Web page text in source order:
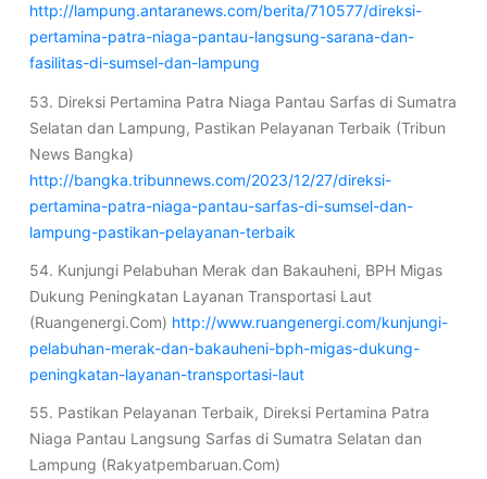
http://lampung.antaranews.com/berita/710577/direksi-
pertamina-patra-niaga-pantau-langsung-sarana-dan-
fasilitas-di-sumsel-dan-lampung
53. Direksi Pertamina Patra Niaga Pantau Sarfas di Sumatra
Selatan dan Lampung, Pastikan Pelayanan Terbaik (Tribun
News Bangka)
http://bangka.tribunnews.com/2023/12/27/direksi-
pertamina-patra-niaga-pantau-sarfas-di-sumsel-dan-
lampung-pastikan-pelayanan-terbaik
54. Kunjungi Pelabuhan Merak dan Bakauheni, BPH Migas
Dukung Peningkatan Layanan Transportasi Laut
(Ruangenergi.Com) http://www.ruangenergi.com/kunjungi-
pelabuhan-merak-dan-bakauheni-bph-migas-dukung-
peningkatan-layanan-transportasi-laut
55. Pastikan Pelayanan Terbaik, Direksi Pertamina Patra
Niaga Pantau Langsung Sarfas di Sumatra Selatan dan
Lampung (Rakyatpembaruan.Com)